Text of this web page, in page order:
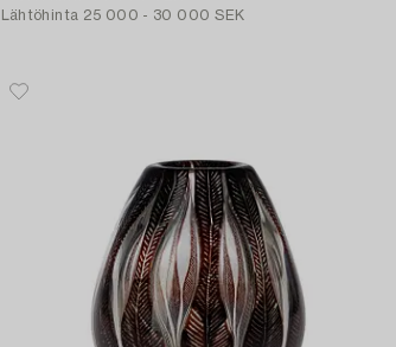
Lähtöhinta 25 000 - 30 000 SEK